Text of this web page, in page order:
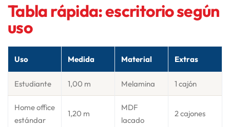
Tabla rápida: escritorio según
uso
Uso Medida Material Extras
Estudiante 1,00 m Melamina 1 cajón
Home office
estándar
1,20 m
MDF
lacado
2 cajones